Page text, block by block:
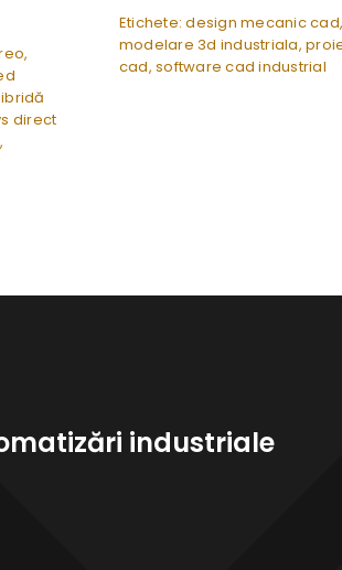
,
direct
,
Etichete:design mecanic cad
modelare 3d industriala,
cad,software cad industrial
industriale